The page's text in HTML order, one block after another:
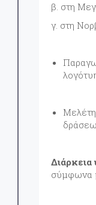
β. στη
γ. στη
Διάρκεια
σύμφωνα